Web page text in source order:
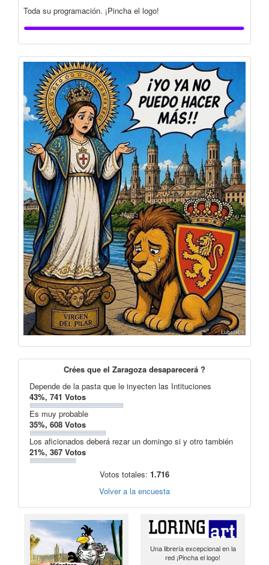
Toda su programación. ¡Pincha el logo!
Crées que el Zaragoza desaparecerá ?
Depende de la pasta que le inyecten las Intituciones
43%, 741 Votos
Es muy probable
35%, 608 Votos
Los aficionados deberá rezar un domingo si y otro también
21%, 367 Votos
Votos totales: 1.716
Volver a la encuesta
Una librería excepcional en la
red ¡Pincha el logo!